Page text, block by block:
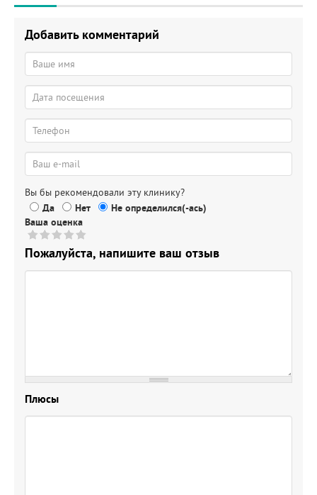
Добавить комментарий
Вы бы рекомендовали эту клинику?
Да
Нет
Не определился(-ась)
Ваша оценка
Пожалуйста, напишите ваш отзыв
Плюсы